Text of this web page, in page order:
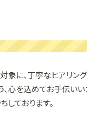
に、丁寧なヒアリン
心を込めてお手伝いい
しております。